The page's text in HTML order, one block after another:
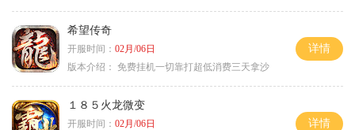
希望传奇
开服时间： 02月/06日
版本介绍： 免费挂机一切靠打超低消费三天拿沙
详情
１８５火龙微变
开服时间： 02月/06日
详情